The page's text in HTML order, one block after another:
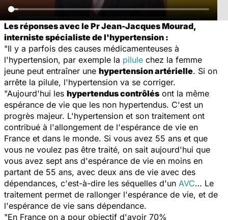
Les réponses avec le Pr Jean-Jacques Mourad,
interniste spécialiste de l'hypertension :
"Il y a parfois des causes médicamenteuses à
l'hypertension, par exemple la pilule chez la femme
jeune peut entraîner une hypertension artérielle. Si on
arrête la pilule, l'hypertension va se corriger.
"Aujourd'hui les hypertendus contrôlés ont la même
espérance de vie que les non hypertendus. C'est un
progrès majeur. L'hypertension et son traitement ont
contribué à l'allongement de l'espérance de vie en
France et dans le monde. Si vous avez 55 ans et que
vous ne voulez pas être traité, on sait aujourd'hui que
vous avez sept ans d'espérance de vie en moins en
partant de 55 ans, avec deux ans de vie avec des
dépendances, c'est-à-dire les séquelles d'un AVC… Le
traitement permet de rallonger l'espérance de vie, et de
l'espérance de vie sans dépendance.
"En France on a pour objectif d'avoir 70%